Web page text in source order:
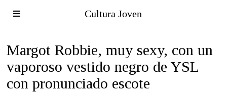
Cultura Joven
Margot Robbie, muy sexy, con un
vaporoso vestido negro de YSL
con pronunciado escote